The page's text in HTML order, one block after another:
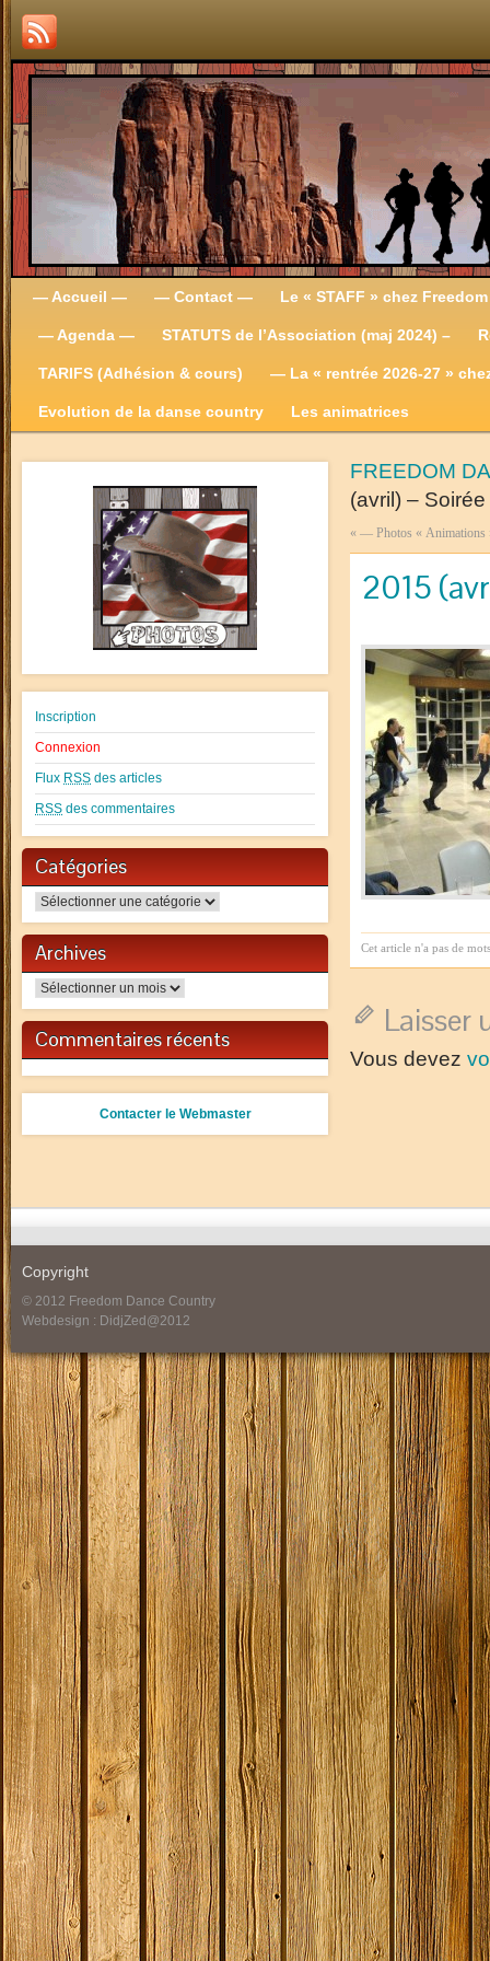
— Accueil — — Contact — Le « STAFF » chez Freedom
— Agenda — STATUTS de l’Association (maj 2024) –
TARIFS (Adhésion & cours) — La « rentrée 2026-27 »
Evolution de la danse country Les animatrices
Inscription
Connexion
Flux RSS des articles
RSS des commentaires
Catégories
Catégories
Archives
Archives
Commentaires récents
Contacter le Webmaster
FREEDOM
(avril) –
« — Photos «
2015
Cet article n'a pas de
Laisser
Vous devez
Copyright
© 2012 Freedom Dance Country
Webdesign : DidjZed@2012